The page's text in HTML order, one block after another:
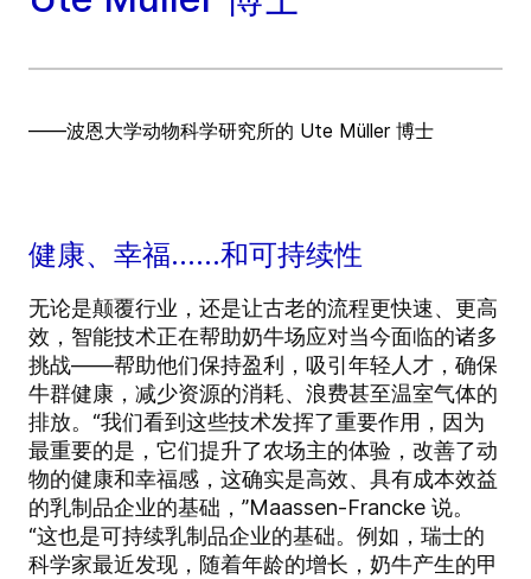
——波恩大学动物科学研究所的 Ute Müller 博士
健康、幸福……和可持续性
无论是颠覆行业，还是让古老的流程更快速、更高
效，智能技术正在帮助奶牛场应对当今面临的诸多
挑战——帮助他们保持盈利，吸引年轻人才，确保
牛群健康，减少资源的消耗、浪费甚至温室气体的
排放。“我们看到这些技术发挥了重要作用，因为
最重要的是，它们提升了农场主的体验，改善了动
物的健康和幸福感，这确实是高效、具有成本效益
的乳制品企业的基础，”Maassen-Francke 说。
“这也是可持续乳制品企业的基础。例如，瑞士的
科学家最近发现，随着年龄的增长，奶牛产生的甲